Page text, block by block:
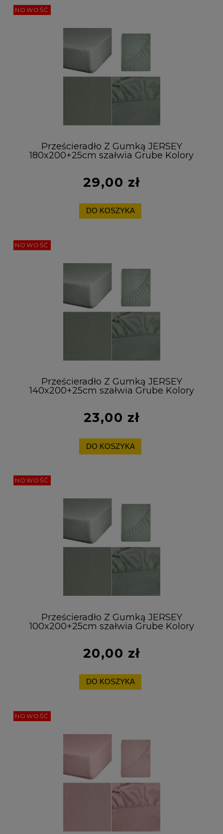
Prześcieradło Z Gumką JERSEY
180x200+25cm szałwia Grube Kolory
29,00 zł
DO KOSZYKA
NOWOŚĆ
Prześcieradło Z Gumką JERSEY
140x200+25cm szałwia Grube Kolory
23,00 zł
DO KOSZYKA
NOWOŚĆ
Prześcieradło Z Gumką JERSEY
100x200+25cm szałwia Grube Kolory
20,00 zł
DO KOSZYKA
NOWOŚĆ
NOWOŚĆ